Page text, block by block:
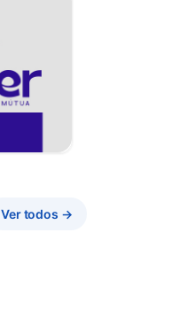
Ver todos →
(abre em nova aba)